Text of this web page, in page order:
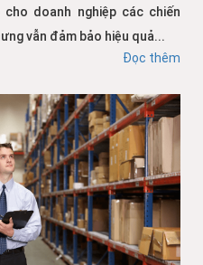
doanh nghiệp các chiến
vẫn đảm bảo hiệu quả...
Đọc thêm